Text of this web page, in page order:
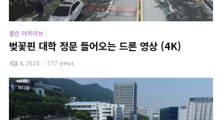
클린 아카이브
벚꽃핀 대학 정문 들어오는 드론 영상 (4K)
4월 4, 2018 577 views
비디오